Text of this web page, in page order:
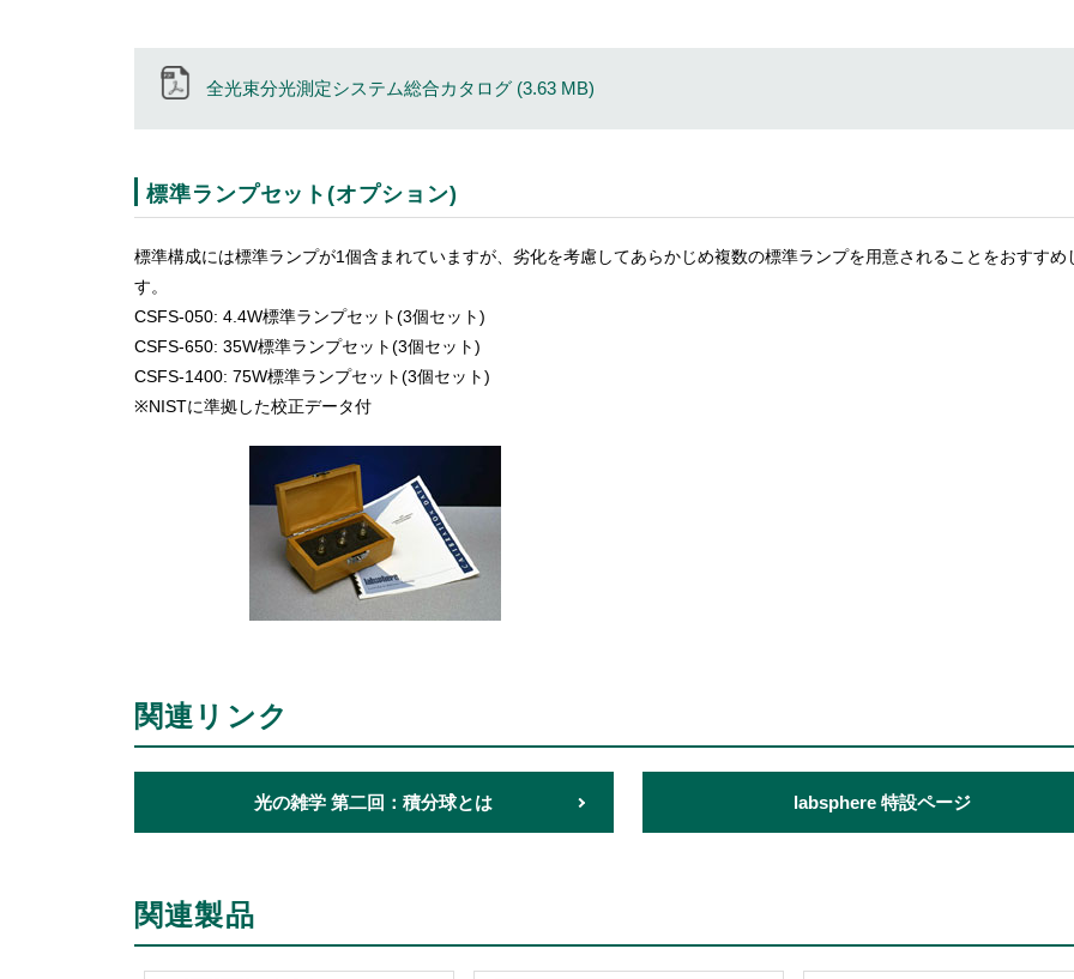
全光束分光測定システム総合カタログ (3.63 MB)
標準ランプセット(オプション)
標準構成には標準ランプが1個含まれていますが、劣化を考慮してあらかじめ複数の標準ランプを用意されることをおすすめ
す。
CSFS-050: 4.4W標準ランプセット(3個セット)
CSFS-650: 35W標準ランプセット(3個セット)
CSFS-1400: 75W標準ランプセット(3個セット)
※NISTに準拠した校正データ付
関連リンク
光の雑学 第二回：積分球とは labsphere 特設ページ
関連製品